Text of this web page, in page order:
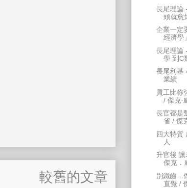
較舊的文章
長尾理論
頭就愈
企業一定
經濟學」
長尾理論
學 到C
長尾利基
業績
員工比
/ 傑克‧
長官都是
省 / 傑
四大特質
人
升官後
傑克．
別鐵齒…
直覺 /